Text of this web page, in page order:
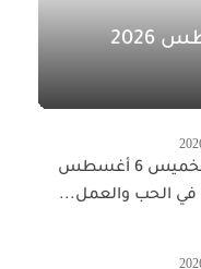
أبراج اليوم الجمعة 7 أغسطس 2026
أبراج اليوم الخميس 6 أغسطس